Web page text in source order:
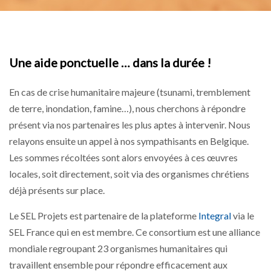
Une aide ponctuelle … dans la durée !
En cas de crise humanitaire majeure (tsunami, tremblement
de terre, inondation, famine…), nous cherchons à répondre
présent via nos partenaires les plus aptes à intervenir. Nous
relayons ensuite un appel à nos sympathisants en Belgique.
Les sommes récoltées sont alors envoyées à ces œuvres
locales, soit directement, soit via des organismes chrétiens
déjà présents sur place.
Le SEL Projets est partenaire de la plateforme Integralvia le
SEL France qui en est membre. Ce consortium est une alliance
mondiale regroupant 23 organismes humanitaires qui
travaillent ensemble pour répondre efficacement aux